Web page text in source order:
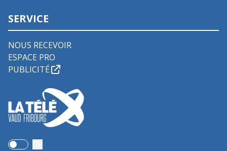
SERVICE
NOUS RECEVOIR
ESPACE PRO
PUBLICITÉ
Use setting